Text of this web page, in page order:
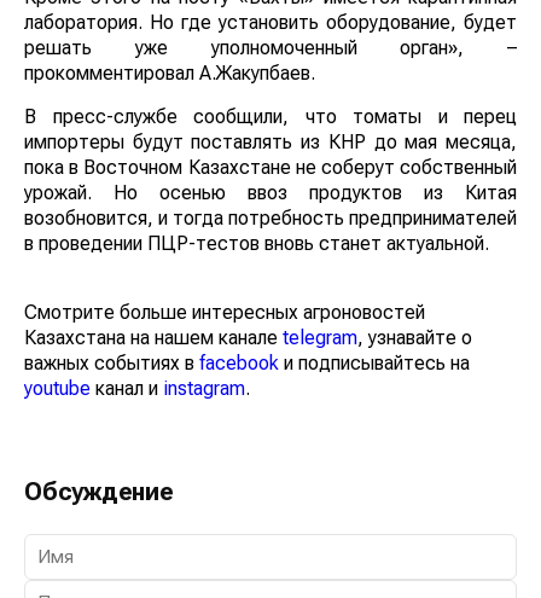
лаборатория. Но где установить оборудование, будет
решать уже уполномоченный орган», –
прокомментировал А.Жакупбаев.
В пресс-службе сообщили, что томаты и перец
импортеры будут поставлять из КНР до мая месяца,
пока в Восточном Казахстане не соберут собственный
урожай. Но осенью ввоз продуктов из Китая
возобновится, и тогда потребность предпринимателей
в проведении ПЦР-тестов вновь станет актуальной.
Смотрите больше интересных агроновостей
Казахстана на нашем канале telegram, узнавайте о
важных событиях в facebook и подписывайтесь на
youtube канал и instagram.
Обсуждение